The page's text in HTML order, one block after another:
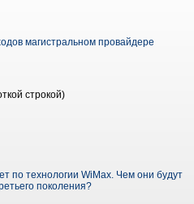
магистральном провайдере
строкой)
по технологии WiMax. Чем они будут
поколения?